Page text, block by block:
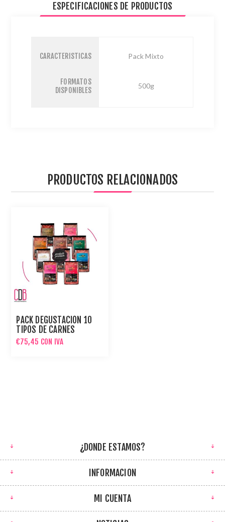
ESPECIFICACIONES DE PRODUCTOS
CARACTERISTICAS Pack Mixto
FORMATOS
DISPONIBLES
500g
PRODUCTOS RELACIONADOS
PACK DEGUSTACIÓN 10
TIPOS DE CARNES
NUTRICIONE 10KG PARA
PERROS Y GATOS
€75,45 CON IVA
¿DONDE ESTAMOS?
INFORMACION
MI CUENTA